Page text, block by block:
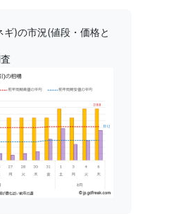
)の市況(値段・価格と